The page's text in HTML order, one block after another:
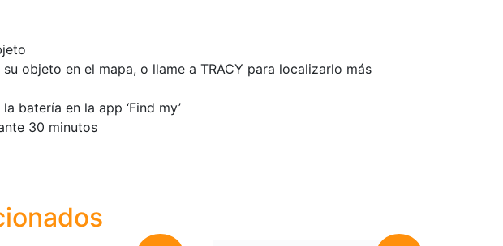
objeto en el mapa, o llame a TRACY para localizarlo más
batería en la app ‘Find my’
30 minutos